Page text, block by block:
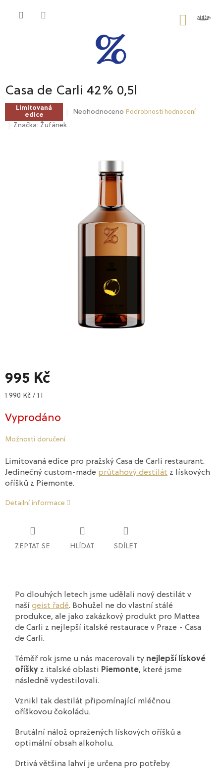
Casa de Carli 42% 0,5l
Limitovaná
edice
Průměrné
hvězdiček.
Neohodnoceno Podrobnosti hodnocení
Značka: Žufánek
995 Kč
Měrná
1 990 Kč / 1 l
Vyprodáno
Možnosti doručení
Limitovaná edice pro pražský Casa de Carli restaurant.
Jedinečný custom-made průtahový destilát z lískových
oříšků z Piemonte.
Detailní informace
ZEPTAT SE HLÍDAT SDÍLET
Po dlouhých letech jsme udělali nový destilát v
naší geist řadě. Bohužel ne do vlastní stálé
produkce, ale jako zakázkový produkt pro Mattea
de Carli z nejlepší italské restaurace v Praze - Casa
de Carli.
Téměř rok jsme u nás macerovali ty nejlepší lískové
oříšky z italské oblasti Piemonte, které jsme
následně vydestilovali.
Vznikl tak destilát připomínající mléčnou
oříškovou čokoládu.
Brutální nálož opražených lískových oříšků a
optimální obsah alkoholu.
Drtivá většina lahví je určena pro potřeby